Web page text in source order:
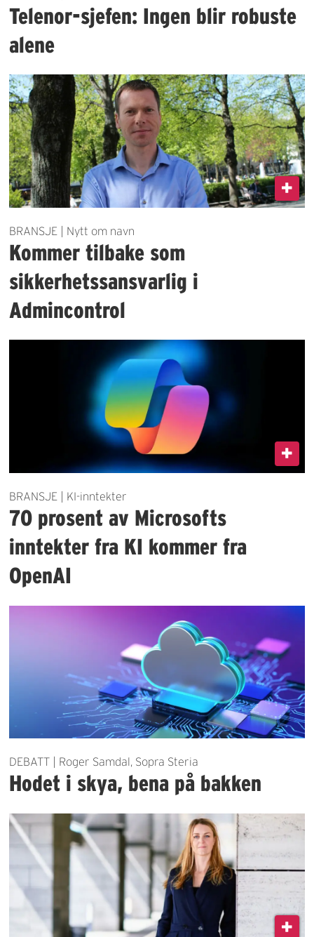
Telenor-sjefen: Ingen blir robuste
alene
BRANSJE | Nytt om navn
Kommer tilbake som
sikkerhetssansvarlig i
Admincontrol
BRANSJE | KI-inntekter
70 prosent av Microsofts
inntekter fra KI kommer fra
OpenAI
DEBATT | Roger Samdal, Sopra Steria
Hodet i skya, bena på bakken